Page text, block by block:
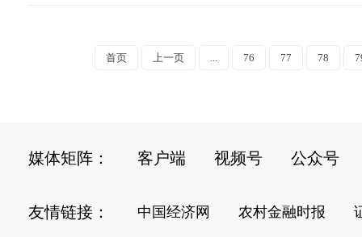
首页 上一页 ... 76 77 78
媒体矩阵： 客户端 视频号 公众号
友情链接： 中国经济网 农村金融时报